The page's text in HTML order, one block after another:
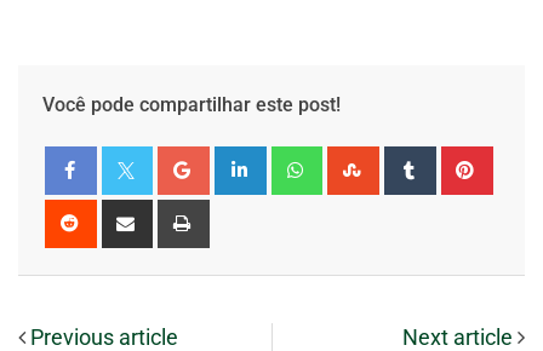
Você pode compartilhar este post!
Previous article Next article